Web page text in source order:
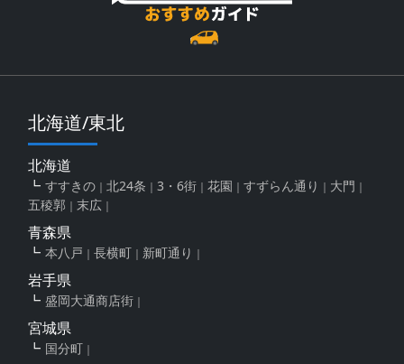
北海道/東北
北海道
すすきの 北24条 3・6街 花園 すずらん通り
大門
五稜郭
末広
青森県
本八戸 長横町 新町通り
岩手県
盛岡大通商店街
宮城県
国分町